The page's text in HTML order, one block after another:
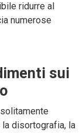
ridurre al
numerose
sui
disortografia, la